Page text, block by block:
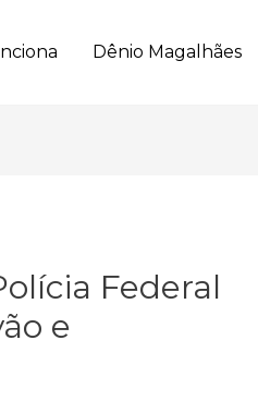
Dênio Magalhães
Federal
e